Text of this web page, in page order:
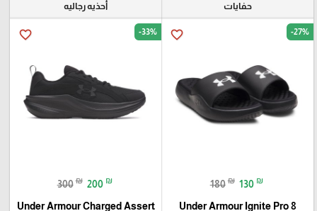
حفايات
favorite_border -27%
180 ₪ 130 ₪
Under Armour Ignite Pro 8
أحذيه رجاليه
favorite_border -33%
300 ₪ 200 ₪
Under Armour Charged Assert